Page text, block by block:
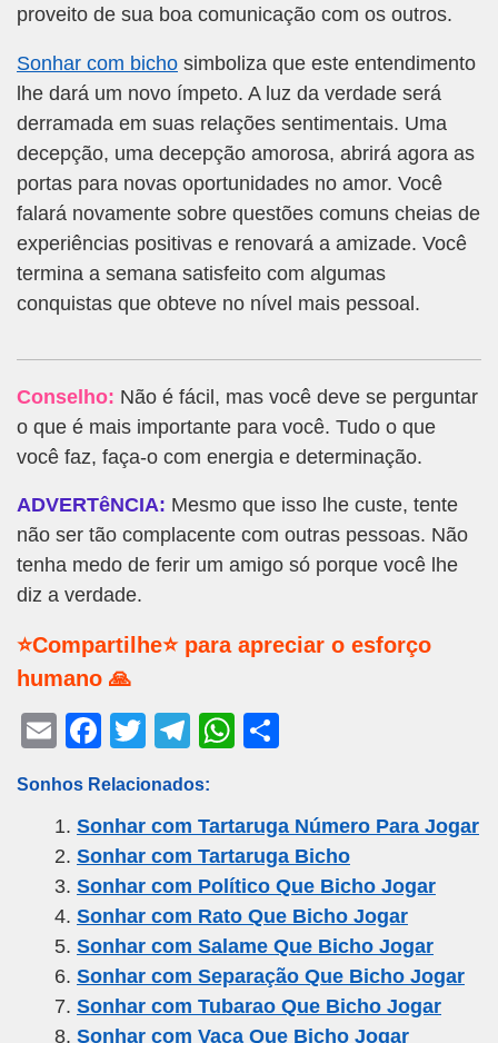
proveito de sua boa comunicação com os outros.
Sonhar com bicho simboliza que este entendimento
lhe dará um novo ímpeto. A luz da verdade será
derramada em suas relações sentimentais. Uma
decepção, uma decepção amorosa, abrirá agora as
portas para novas oportunidades no amor. Você
falará novamente sobre questões comuns cheias de
experiências positivas e renovará a amizade. Você
termina a semana satisfeito com algumas
conquistas que obteve no nível mais pessoal.
Conselho: Não é fácil, mas você deve se perguntar
o que é mais importante para você. Tudo o que
você faz, faça-o com energia e determinação.
ADVERTêNCIA: Mesmo que isso lhe custe, tente
não ser tão complacente com outras pessoas. Não
tenha medo de ferir um amigo só porque você lhe
diz a verdade.
⭐Compartilhe⭐ para apreciar o esforço
humano 🙏
E
ail
F
c
e
b
o
o
k
T
tt
er
T
e
gr
a
m
W
s
A
p
p
e
Sonhos Relacionados:
Sonhar com Tartaruga Número Para Jogar
Sonhar com Tartaruga Bicho
Sonhar com Político Que Bicho Jogar
Sonhar com Rato Que Bicho Jogar
Sonhar com Salame Que Bicho Jogar
Sonhar com Separação Que Bicho Jogar
Sonhar com Tubarao Que Bicho Jogar
Sonhar com Vaca Que Bicho Jogar